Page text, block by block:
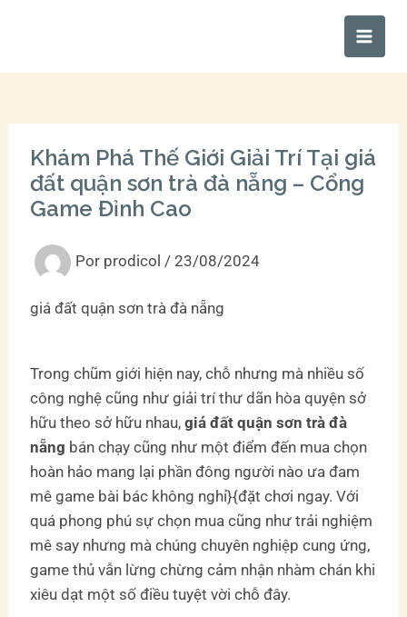
Main
Khám Phá Thế Giới Giải Trí Tại giá
đất quận sơn trà đà nẵng – Cổng
Game Đỉnh Cao
Por prodicol /23/08/2024
giá đất quận sơn trà đà nẵng
Trong chũm giới hiện nay, chỗ nhưng mà nhiều số
công nghệ cũng như giải trí thư dãn hòa quyện sở
hữu theo sở hữu nhau,giá đất quận sơn trà đà
nẵng bán chạy cũng như một điểm đến mua chọn
hoàn hảo mang lại phần đông người nào ưa đam
mê game bài bác không nghỉ}{đặt chơi ngay. Với
quá phong phú sự chọn mua cũng như trải nghiệm
mê say nhưng mà chúng chuyên nghiệp cung ứng,
game thủ vẫn lừng chừng cảm nhận nhàm chán khi
xiêu dạt một số điều tuyệt vời chỗ đây.